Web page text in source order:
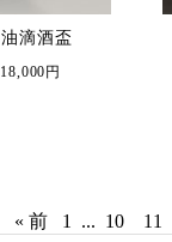
滴酒盃
円
« 前 1 ... 10 11